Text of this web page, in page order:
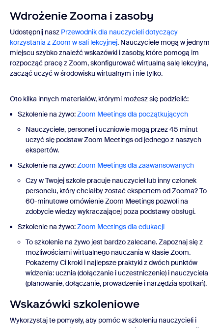
Wdrożenie Zooma i zasoby
Udostępnij nasz Przewodnik dla nauczycieli dotyczący
korzystania z Zoom w sali lekcyjnej. Nauczyciele mogą w jednym
miejscu szybko znaleźć wskazówki i zasoby, które pomogą im
rozpocząć pracę z Zoom, skonfigurować wirtualną salę lekcyjną,
zacząć uczyć w środowisku wirtualnym i nie tylko.
Oto kilka innych materiałów, którymi możesz się podzielić:
Szkolenie na żywo:Zoom Meetings dla początkujących
Nauczyciele, personel i uczniowie mogą przez 45 minut
uczyć się podstaw Zoom Meetings od jednego z naszych
ekspertów.
Szkolenie na żywo:Zoom Meetings dla zaawansowanych
Czy w Twojej szkole pracuje nauczyciel lub inny członek
personelu, który chciałby zostać ekspertem od Zooma? To
60-minutowe omówienie Zoom Meetings pozwoli na
zdobycie wiedzy wykraczającej poza podstawy obsługi.
Szkolenie na żywo:Zoom Meetings dla edukacji
To szkolenie na żywo jest bardzo zalecane. Zapoznaj się z
możliwościami wirtualnego nauczania w klasie Zoom.
Pokażemy Ci kroki i najlepsze praktyki z dwóch punktów
widzenia: ucznia (dołączanie i uczestniczenie) i nauczyciela
(planowanie, dołączanie, prowadzenie i narzędzia spotkań).
Wskazówki szkoleniowe
Wykorzystaj te pomysły, aby pomóc w szkoleniu nauczycieli i